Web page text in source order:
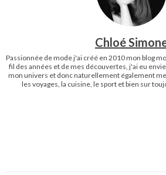
Chloé
Passionnée de mode j'ai créé en 2010 mon blog
fil des années et de mes découvertes, j'ai eu
mon univers et donc naturellement également
les voyages, la cuisine, le sport et bien sur